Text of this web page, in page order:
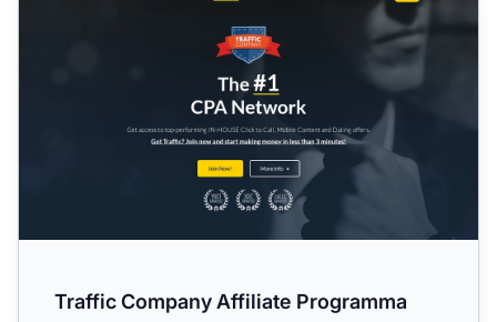
Traffic Company Affiliate Programma